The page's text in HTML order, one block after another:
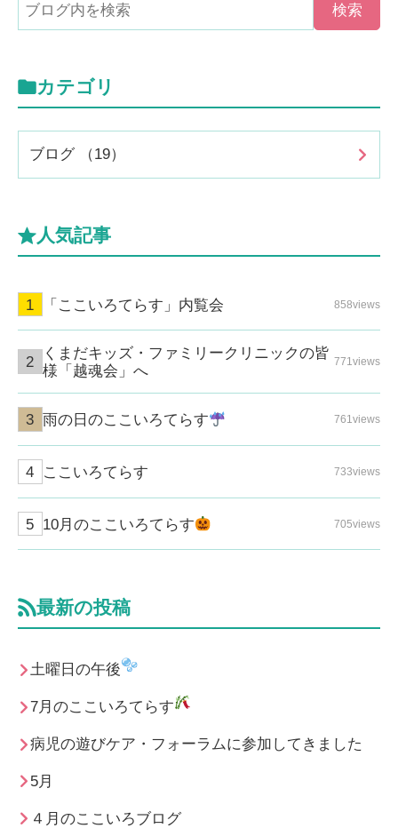
カテゴリ
ブログ （19）
人気記事
「ここいろてらす」内覧会 858views
くまだキッズ・ファミリークリニックの皆
様「越魂会」へ
771views
雨の日のここいろてらす 761views
ここいろてらす 733views
10月のここいろてらす 705views
最新の投稿
土曜日の午後
7月のここいろてらす
病児の遊びケア・フォーラムに参加してきました
5月
４月のここいろブログ